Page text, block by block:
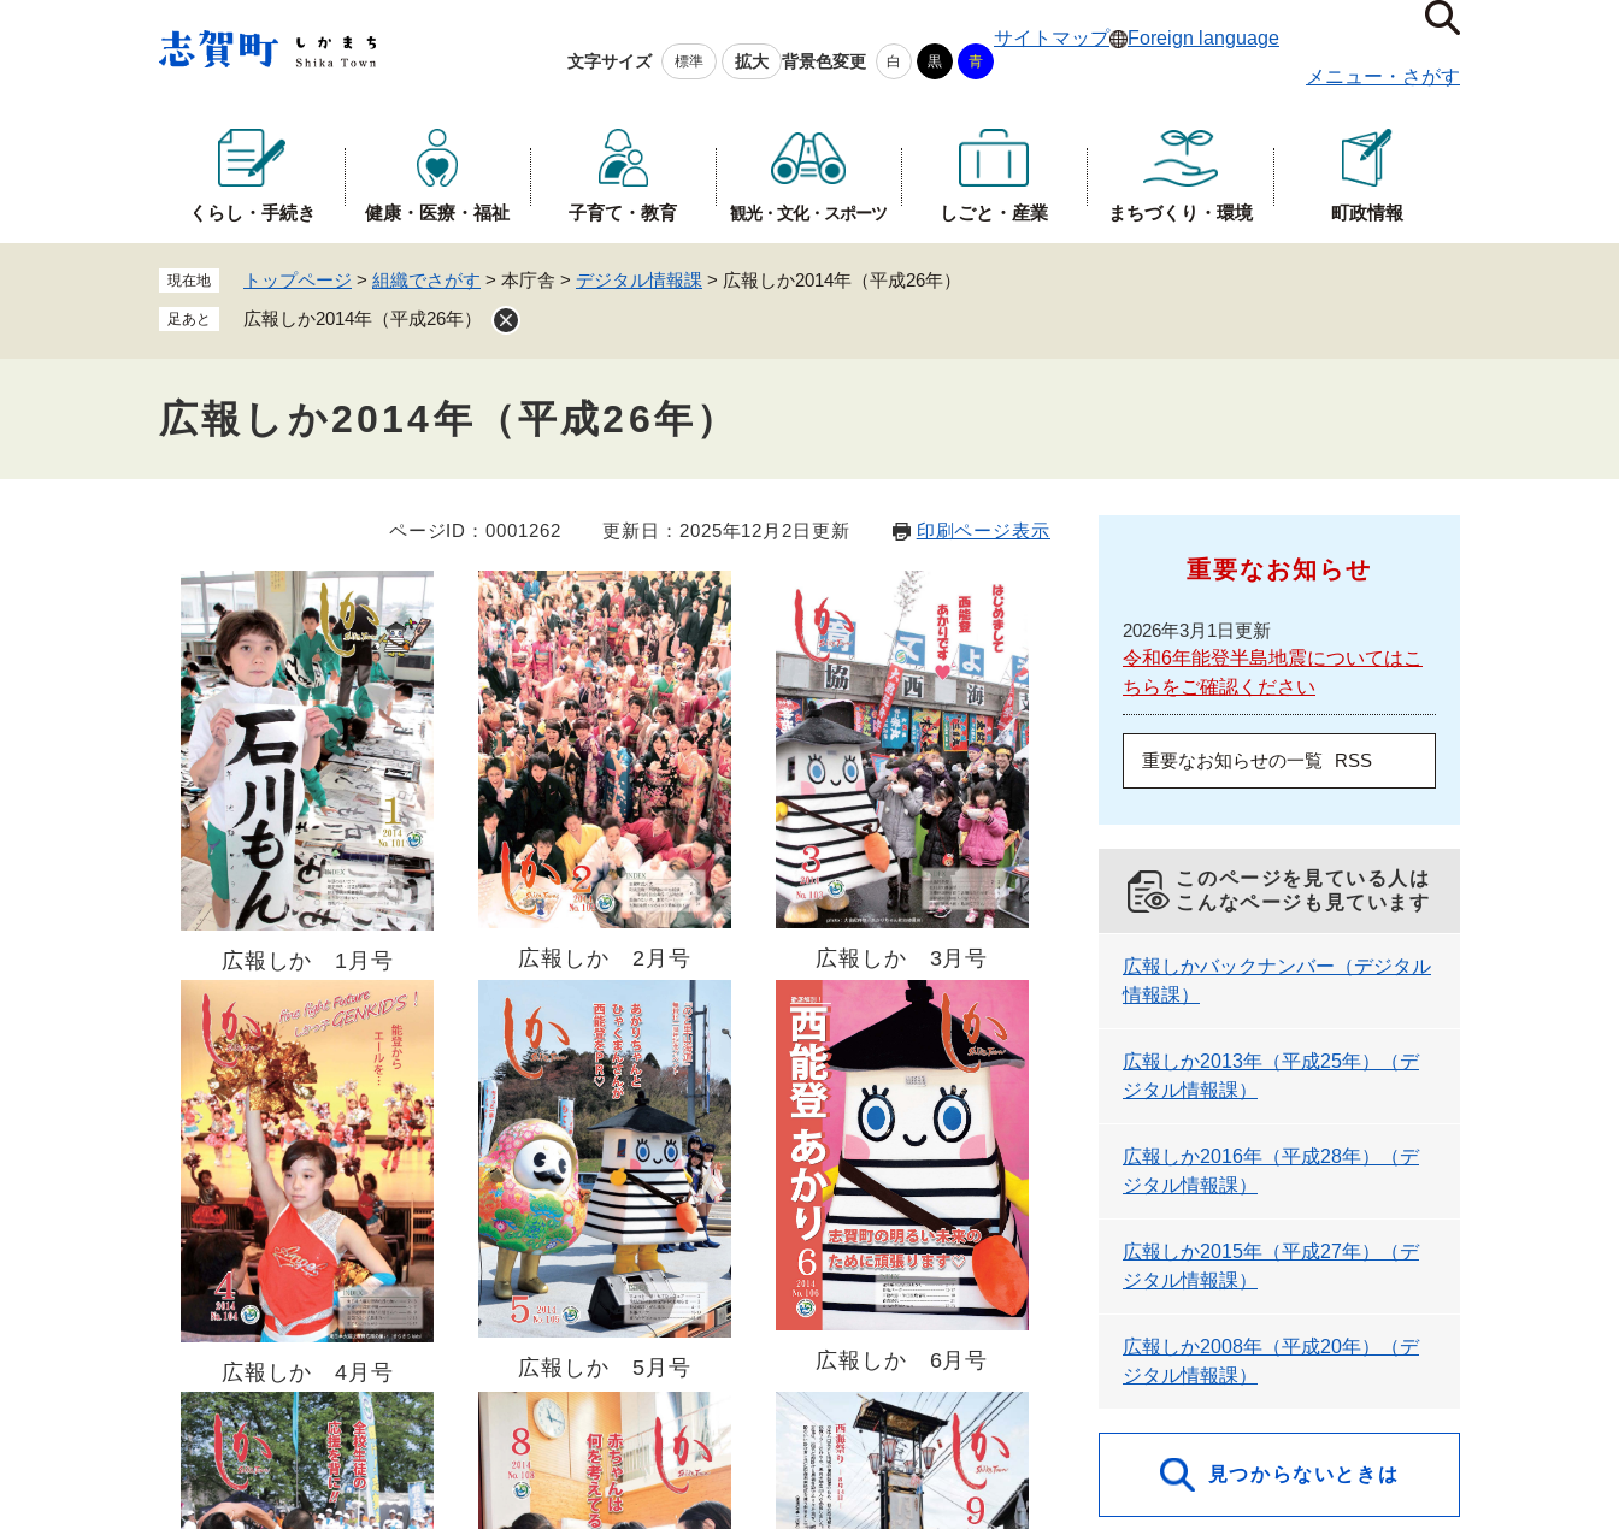
ー
ジ
。
文字サイズ 標準 拡大 背景色変更 白 黒 青
サイトマップ
Foreign language
メニュー ・ さがす
くらし・手続き 健康・医療・福祉 子育て・教育 観光・文化・スポーツ しごと・産業 まちづくり・環境 町政情報
現在地 トップページ > 組織でさがす > 本庁舎 > デジタル情報課 > 広報しか2014年（平成26年）
足あと 広報しか2014年（平成26年）
広報しか2014年（平成26年）
文
ページID：0001262 更新日：2025年12月2日更新 印刷ページ表示
広報しか 1月号 広報しか 2月号 広報しか 3月号
広報しか 4月号 広報しか 5月号 広報しか 6月号
重要なお知らせ
2026年3月1日更新
令和6年能登半島地震についてはこ
ちらをご確認ください
重要なお知らせの一覧 RSS
このページを見ている人は
こんなページも見ています
広報しかバックナンバー（デジタル
情報課）
広報しか2013年（平成25年）（デ
ジタル情報課）
広報しか2016年（平成28年）（デ
ジタル情報課）
広報しか2015年（平成27年）（デ
ジタル情報課）
広報しか2008年（平成20年）（デ
ジタル情報課）
見つからないときは